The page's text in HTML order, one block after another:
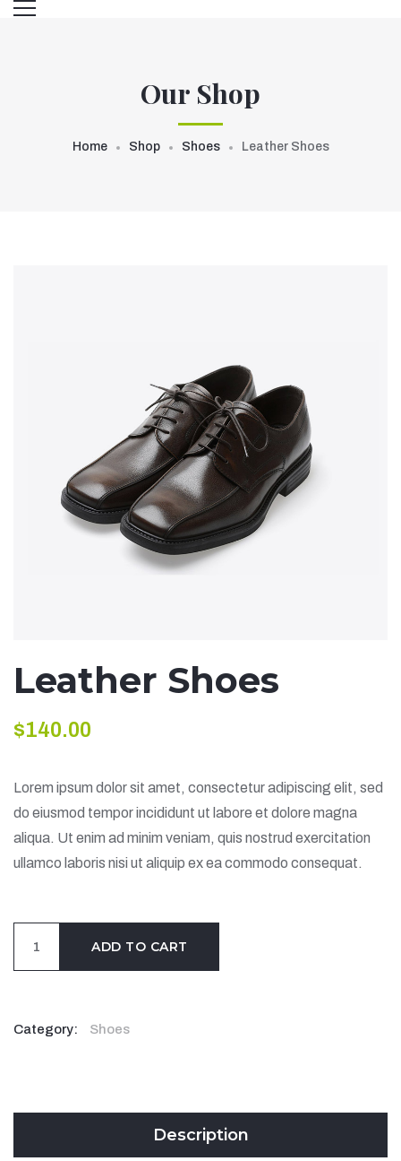
Our Shop
Home Shop Shoes Leather Shoes
Leather Shoes
$140.00
Lorem ipsum dolor sit amet, consectetur adipiscing elit, sed
do eiusmod tempor incididunt ut labore et dolore magna
aliqua. Ut enim ad minim veniam, quis nostrud exercitation
ullamco laboris nisi ut aliquip ex ea commodo consequat.
ADD TO CART
Category: Shoes
Description